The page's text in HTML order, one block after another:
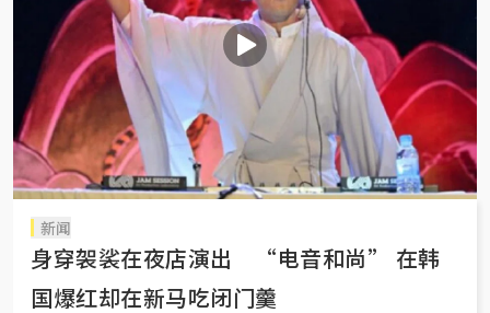
新闻
身穿袈裟在夜店演出 “电音和尚” 在韩
国爆红却在新马吃闭门羹